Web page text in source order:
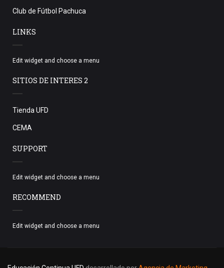
Club de Fútbol Pachuca
LINKS
Edit widget and choose a menu
SITIOS DE INTERES 2
Tienda UFD
CEMA
SUPPORT
Edit widget and choose a menu
RECOMMEND
Edit widget and choose a menu